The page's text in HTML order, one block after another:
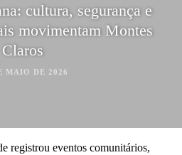
cultura, segurança e
movimentam Montes
Claros
MAIO DE 2026
registrou eventos comunitários,